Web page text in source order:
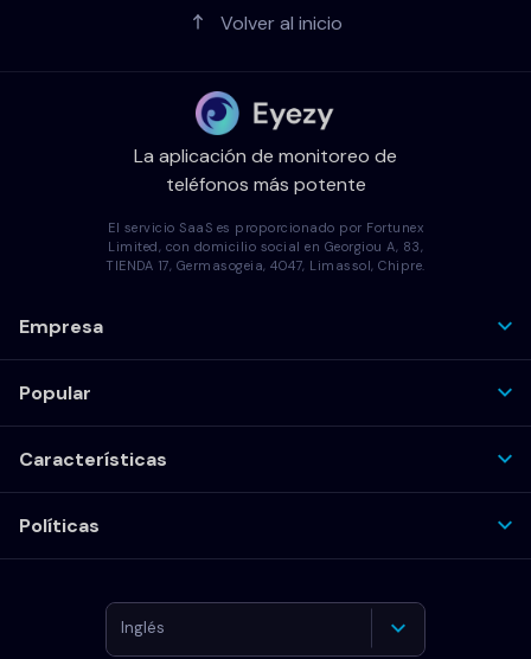
Volver al inicio
La aplicación de monitoreo de
teléfonos más potente
El servicio SaaS es proporcionado por Fortunex
Limited, con domicilio social en Georgiou A, 83,
TIENDA 17, Germasogeia, 4047, Limassol, Chipre.
Empresa
Popular
Características
Políticas
Inglés